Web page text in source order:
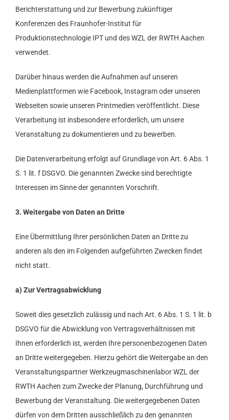
Berichterstattung und zur Bewerbung zukünftiger
Konferenzen des Fraunhofer-Institut für
Produktionstechnologie IPT und des WZL der RWTH Aachen
verwendet.
Darüber hinaus werden die Aufnahmen auf unseren
Medienplattformen wie Facebook, Instagram oder unseren
Webseiten sowie unseren Printmedien veröffentlicht. Diese
Verarbeitung ist insbesondere erforderlich, um unsere
Veranstaltung zu dokumentieren und zu bewerben.
Die Datenverarbeitung erfolgt auf Grundlage von Art. 6 Abs. 1
S. 1 lit. f DSGVO. Die genannten Zwecke sind berechtigte
Interessen im Sinne der genannten Vorschrift.
3. Weitergabe von Daten an Dritte
Eine Übermittlung Ihrer persönlichen Daten an Dritte zu
anderen als den im Folgenden aufgeführten Zwecken findet
nicht statt.
a) Zur Vertragsabwicklung
Soweit dies gesetzlich zulässig und nach Art. 6 Abs. 1 S. 1 lit. b
DSGVO für die Abwicklung von Vertragsverhältnissen mit
Ihnen erforderlich ist, werden Ihre personenbezogenen Daten
an Dritte weitergegeben. Hierzu gehört die Weitergabe an den
Veranstaltungspartner Werkzeugmaschinenlabor WZL der
RWTH Aachen zum Zwecke der Planung, Durchführung und
Bewerbung der Veranstaltung. Die weitergegebenen Daten
dürfen von dem Dritten ausschließlich zu den genannten